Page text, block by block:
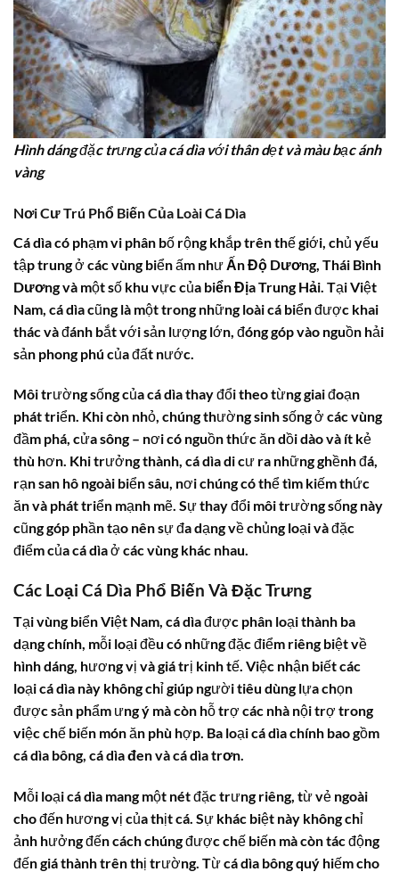
Hình dáng đặc trưng của cá dìa với thân dẹt và màu bạc ánh
vàng
Nơi Cư Trú Phổ Biến Của Loài Cá Dìa
Cá dìacó phạm vi phân bố rộng khắp trên thế giới, chủ yếu
tập trung ở các vùng biển ấm như Ấn Độ Dương, Thái Bình
Dươngvà một số khu vực của biển Địa Trung Hải . Tại Việt
Nam, cá dìacũng là một trong những loài cá biển được khai
thác và đánh bắt với sản lượng lớn, đóng góp vào nguồn hải
sản phong phú của đất nước.
Môi trường sống củacá dìathay đổi theo từng giai đoạn
phát triển. Khi còn nhỏ, chúng thường sinh sống ở các vùng
đầm phá, cửa sông – nơi có nguồn thức ăn dồi dào và ít kẻ
thù hơn. Khi trưởng thành, cá dìadi cư ra những ghềnh đá,
rạn san hô ngoài biển sâu, nơi chúng có thể tìm kiếm thức
ăn và phát triển mạnh mẽ. Sự thay đổi môi trường sống này
cũng góp phần tạo nên sự đa dạng về chủng loại và đặc
điểm củacá dìaở các vùng khác nhau.
Các Loại Cá Dìa Phổ Biến Và Đặc Trưng
Tại vùng biển Việt Nam, cá dìađược phân loại thành ba
dạng chính, mỗi loại đều có những đặc điểm riêng biệt về
hình dáng, hương vị và giá trị kinh tế. Việc nhận biết các
loạicá dìa này không chỉ giúp người tiêu dùng lựa chọn
được sản phẩm ưng ý mà còn hỗ trợ các nhà nội trợ trong
việc chế biến món ăn phù hợp. Ba loạicá dìachính bao gồm
cá dìa bông, cá dìa đenvàcá dìa trơn
Mỗi loạicá dìa mang một nét đặc trưng riêng, từ vẻ ngoài
cho đến hương vị của thịt cá. Sự khác biệt này không chỉ
ảnh hưởng đến cách chúng được chế biến mà còn tác động
đến giá thành trên thị trường. Từcá dìa bôngquý hiếm cho